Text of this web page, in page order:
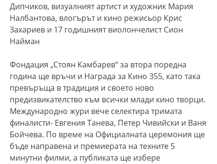
Дипчиков, визуалният артист и художник Мария
Налбантова, влогърът и кино режисьор Крис
Захариев и 17 годишният виолончелист Сион
Найман
Фондация „Стоян Камбарев“ за втора поредна
година ще връчи и Награда за Кино 355, като така
превъръща в традиция и своето ново
предизвикателство към всички млади кино творци.
Международно жури вече селектира тримата
финалисти- Евгения Танева, Петер Чивийски и Ваня
Бойчева. По време на Официалната церемония ще
бъде направена и премиерата на техните 5
минутни филми, а публиката ще избере